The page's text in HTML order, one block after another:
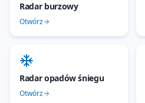
Radar burzowy
Otwórz
Radar opadów śniegu
Otwórz